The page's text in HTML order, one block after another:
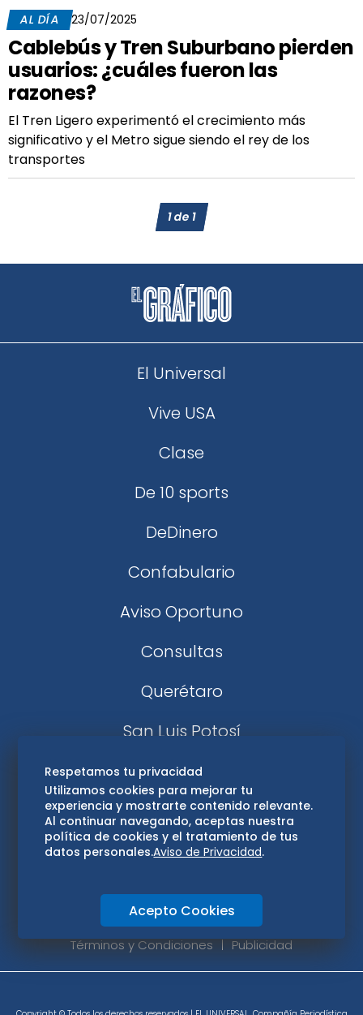
AL DÍA 23/07/2025
Cablebús y Tren Suburbano pierden
usuarios: ¿cuáles fueron las
razones?
El Tren Ligero experimentó el crecimiento más
significativo y el Metro sigue siendo el rey de los
transportes
1de1
El Universal
Vive USA
Clase
De 10 sports
DeDinero
Confabulario
Aviso Oportuno
Consultas
Querétaro
San Luis Potosí
Edomex
Consultas
Hidalgo
Oaxaca
Aviso de privacidad
Directorio
Términos y Condiciones
Publicidad
Respetamos tu privacidad
Utilizamos cookies para mejorar tu
experiencia y mostrarte contenido relevante.
Al continuar navegando, aceptas nuestra
política de cookies y el tratamiento de tus
datos personales.Aviso de Privacidad.
Acepto Cookies